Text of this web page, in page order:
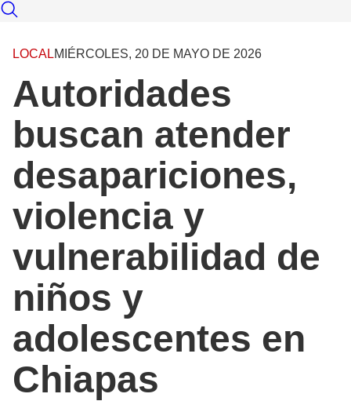
LOCALMIÉRCOLES, 20 DE MAYO DE 2026
Autoridades
buscan atender
desapariciones,
violencia y
vulnerabilidad de
niños y
adolescentes en
Chiapas